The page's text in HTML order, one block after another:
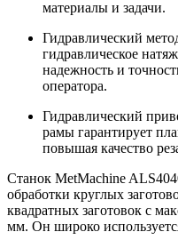
материалы и задачи.
Гидравлический
гидравлическое
надежность и
оператора.
Гидравлический
рамы гарантирует
повышая качество
Станок MetMachine
обработки круглых
квадратных заготовок с
мм. Он широко